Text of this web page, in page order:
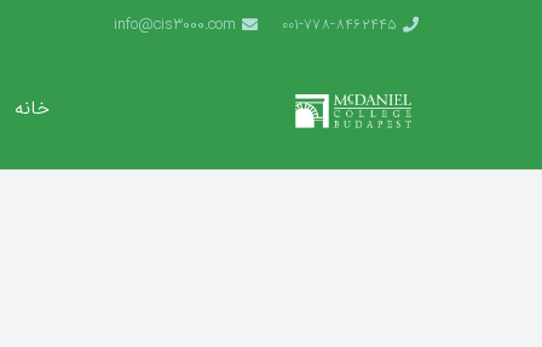
001-778-8462445
info@cis3000.com
خانه